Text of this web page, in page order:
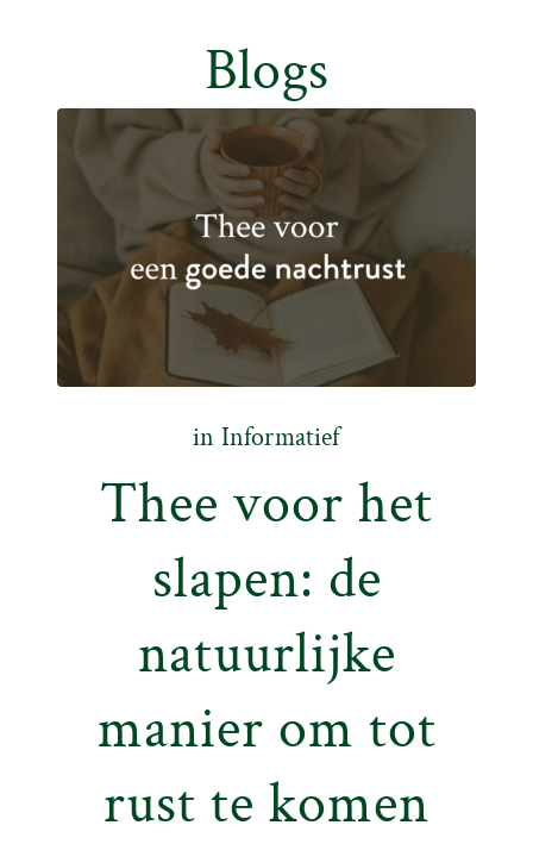
Blogs
in Informatief
Thee voor het
slapen: de
natuurlijke
manier om tot
rust te komen